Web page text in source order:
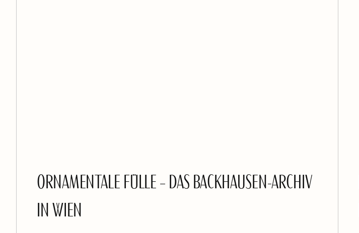
ORNAMENTALE FÜLLE – DAS BACKHAUSEN-ARCHIV
IN WIEN